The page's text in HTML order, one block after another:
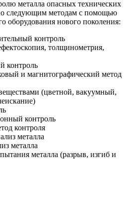
металла опасных технических
следующим методам с помощью
оборудования нового поколения:
контроль
толщинометрия,
контроль
и магнитографический метод
(цветной, вакуумный,
контроль
контроля
металла
металла
металла (разрыв, изгиб и